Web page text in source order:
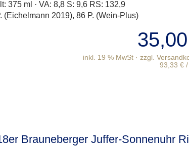
375 ml · VA: 8,8 S: 9,6 RS: 132,9
(Eichelmann 2019), 86 P. (Wein-Plus)
35,00
inkl. 19 % MwSt
93,33 € /
Brauneberger Juffer-Sonnenuhr